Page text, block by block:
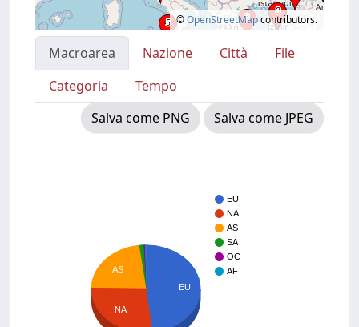
©OpenStreetMapcontributors.
Macroarea Nazione Città
File
Categoria
Tempo
Salva come PNG
Salva come JPEG
EU
NA
AS
SA
OC
AF
EU
AS
NA